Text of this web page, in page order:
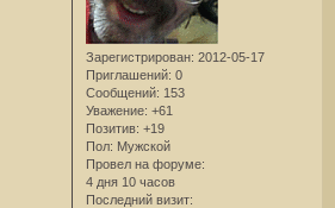
Зарегистрирован: 2012-05-17
Приглашений: 0
Сообщений: 153
Уважение: +61
Позитив: +19
Пол: Мужской
Провел на форуме:
4 дня 10 часов
Последний визит: